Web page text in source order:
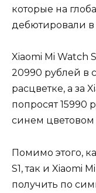
которые на
дебютировали в
Xiaomi Mi Watch
20990 рублей в
расцветке, а за
попросят 15990
синем
Помимо этого,
S1, так и Xiaomi
получить по